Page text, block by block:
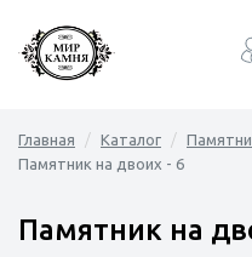
Главная Каталог
Памятник на двоих - 6
Памятник на